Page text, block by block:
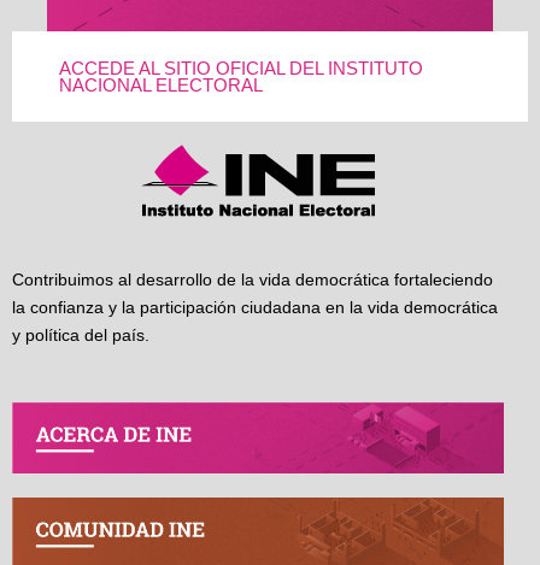
ACCEDE AL SITIO OFICIAL DEL INSTITUTO
NACIONAL ELECTORAL
Contribuimos al desarrollo de la vida democrática fortaleciendo
la confianza y la participación ciudadana en la vida democrática
y política del país.